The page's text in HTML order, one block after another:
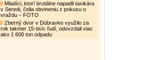
Mladíci, ktorí brutálne napadli taxikára
v Seredi, čelia obvineniu z pokusu o
vraždu – FOTO
Zberný dvor v Dúbravke využilo za
rok takmer 15-tisíc ľudí, odovzdali viac
ako 1 600 ton odpadu